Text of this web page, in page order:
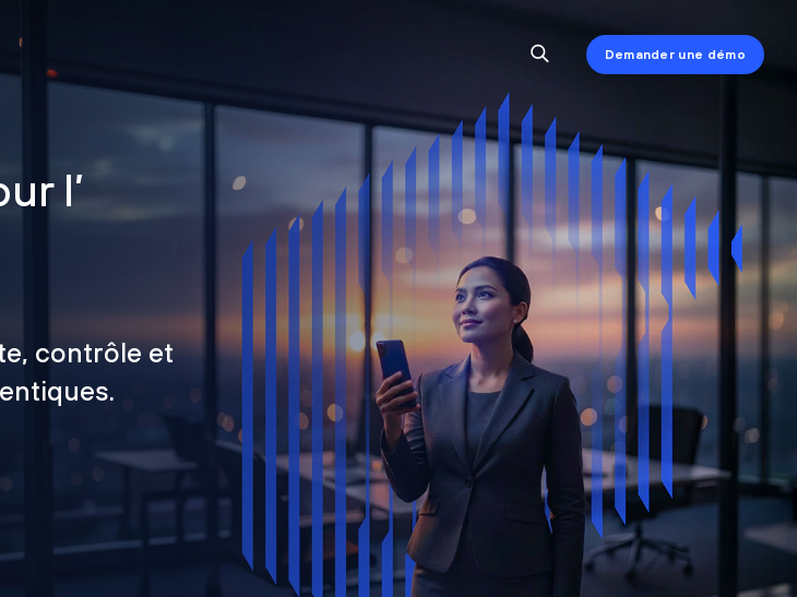
Demander une démo
l’
contrôle et